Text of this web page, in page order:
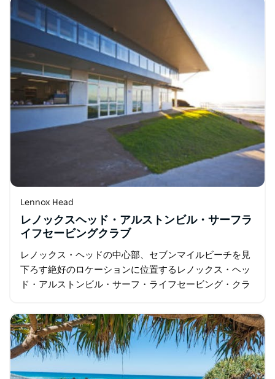
Lennox Head
レノックスヘッド・アルストンビル・サーフラ
イフセービングクラブ
レノックス・ヘッドの中心部、セブンマイルビーチを見
下ろす絶好のロケーションに位置するレノックス・ヘッ
ド・アルストンビル・サーフ・ライフセービング・クラ
フロントの会場です。 当クラブでは…